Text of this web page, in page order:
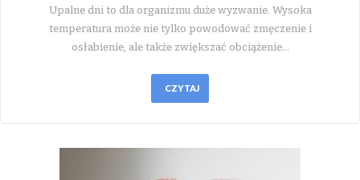
Upalne dni to dla organizmu duże wyzwanie. Wysoka
temperatura może nie tylko powodować zmęczenie i
osłabienie, ale także zwiększać obciążenie…
CZYTAJ